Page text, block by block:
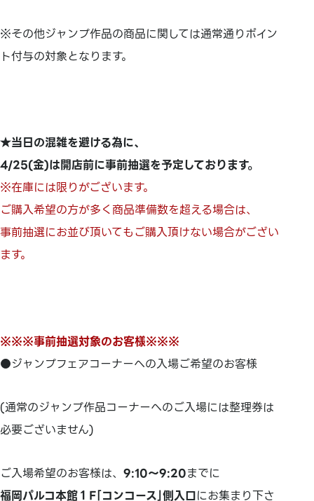
※その他ジャンプ作品の商品に関しては通常通りポイン
ト付与の対象となります。
★当日の混雑を避ける為に、
4/25(金)は開店前に事前抽選を予定しております。
※在庫には限りがございます。
ご購入希望の方が多く商品準備数を超える場合は、
事前抽選にお並び頂いてもご購入頂けない場合がござい
ます。
※※※事前抽選対象のお客様※※※
●ジャンプフェアコーナーへの入場ご希望のお客様
(通常のジャンプ作品コーナーへのご入場には整理券は
必要ございません)
ご入場希望のお客様は、 9:10～9:20までに
福岡パルコ本館１F｢コンコース｣側入口にお集まり下さ